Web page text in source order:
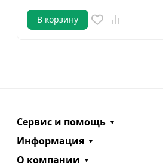
В корзину
Сервис и помощь
Информация
О компании